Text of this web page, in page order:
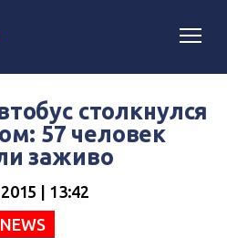
столкнулся
57 человек
заживо
| 13:42
NEWS